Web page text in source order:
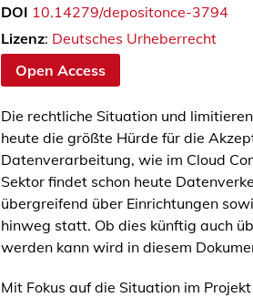
DOI 10.14279/depositonce-3794
Lizenz: Deutsches Urheberrecht
Open Access
Die rechtliche Situation und
heute die größte Hürde für die
Datenverarbeitung, wie im Cloud
Sektor findet schon heute
übergreifend über Einrichtungen
hinweg statt. Ob dies künftig auch
werden kann wird in diesem
Mit Fokus auf die Situation im